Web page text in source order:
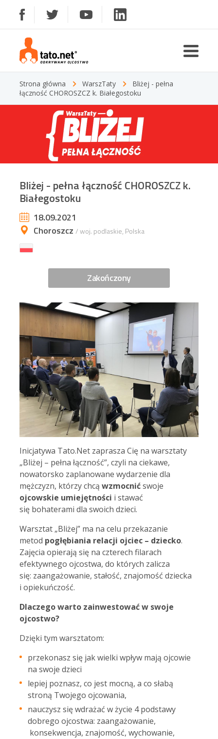
Strona główna WarszTaty
Bliżej - pełna
łączność CHOROSZCZ k. Białegostoku
Bliżej - pełna łączność CHOROSZCZ k.
Białegostoku
18.09.2021
Choroszcz / woj. podlaskie, Polska
Zakończony
Inicjatywa Tato.Net zaprasza Cię na warsztaty
„Bliżej – pełna łączność”, czyli na ciekawe,
nowatorsko zaplanowane wydarzenie dla
mężczyzn, którzy chcą wzmocnićswoje
ojcowskie umiejętności i stawać
się bohaterami dla swoich dzieci.
Warsztat „Bliżej” ma na celu przekazanie
metod pogłębiania relacji ojciec – dziecko.
Zajęcia opierają się na czterech filarach
efektywnego ojcostwa, do których zalicza
się: zaangażowanie, stałość, znajomość dziecka
i opiekuńczość.
Dlaczego warto zainwestować w swoje
ojcostwo?
Dzięki tym warsztatom:
przekonasz się jak wielki wpływ mają ojcowie
na swoje dzieci
lepiej poznasz, co jest mocną, a co słabą
stroną Twojego ojcowania,
nauczysz się wdrażać w życie 4 podstawy
dobrego ojcostwa: zaangażowanie,
konsekwencja, znajomość, wychowanie,